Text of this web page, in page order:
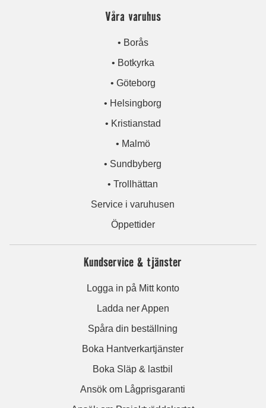
Våra varuhus
• Borås
• Botkyrka
• Göteborg
• Helsingborg
• Kristianstad
• Malmö
• Sundbyberg
• Trollhättan
Service i varuhusen
Öppettider
Kundservice & tjänster
Logga in på Mitt konto
Ladda ner Appen
Spåra din beställning
Boka Hantverkartjänster
Boka Släp & lastbil
Ansök om Lågprisgaranti